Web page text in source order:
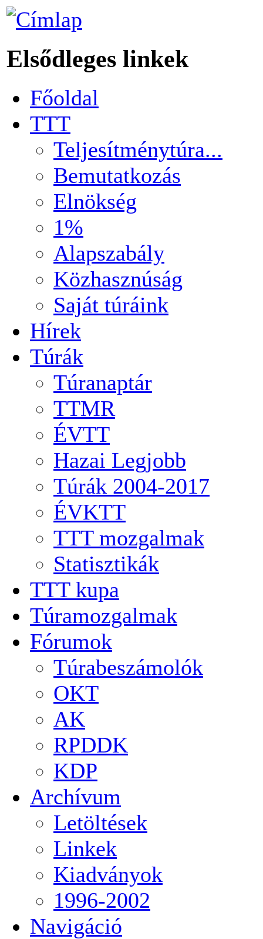
Elsődleges linkek
Főoldal
TTT
Teljesítménytúra...
Bemutatkozás
Elnökség
1%
Alapszabály
Közhasznúság
Saját túráink
Hírek
Túrák
Túranaptár
TTMR
ÉVTT
Hazai Legjobb
Túrák 2004-2017
ÉVKTT
TTT mozgalmak
Statisztikák
TTT kupa
Túramozgalmak
Fórumok
Túrabeszámolók
OKT
AK
RPDDK
KDP
Archívum
Letöltések
Linkek
Kiadványok
1996-2002
Navigáció